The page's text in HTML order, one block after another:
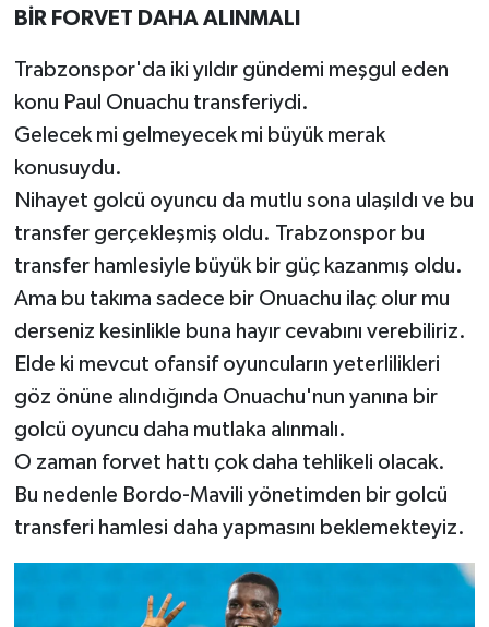
BİR FORVET DAHA ALINMALI
Trabzonspor'da iki yıldır gündemi meşgul eden
konu Paul Onuachu transferiydi.
Gelecek mi gelmeyecek mi büyük merak
konusuydu.
Nihayet golcü oyuncu da mutlu sona ulaşıldı ve bu
transfer gerçekleşmiş oldu. Trabzonspor bu
transfer hamlesiyle büyük bir güç kazanmış oldu.
Ama bu takıma sadece bir Onuachu ilaç olur mu
derseniz kesinlikle buna hayır cevabını verebiliriz.
Elde ki mevcut ofansif oyuncuların yeterlilikleri
göz önüne alındığında Onuachu'nun yanına bir
golcü oyuncu daha mutlaka alınmalı.
O zaman forvet hattı çok daha tehlikeli olacak.
Bu nedenle Bordo-Mavili yönetimden bir golcü
transferi hamlesi daha yapmasını beklemekteyiz.